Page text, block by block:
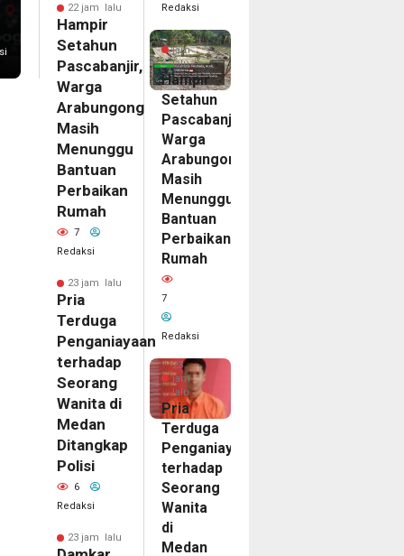
22 jam lalu
Hampir
Setahun
Pascabanjir,
Warga
Arabungong
Masih
Menunggu
Bantuan
Perbaikan
Rumah
7
Redaksi
23 jam lalu
Pria
Terduga
Penganiayaan
terhadap
Seorang
Wanita di
Medan
Ditangkap
Polisi
6
Redaksi
23 jam lalu
Redaksi
22
jam
lalu
Hampir
Setahun
Pascabanjir,
Warga
Arabungong
Masih
Menunggu
Bantuan
Perbaikan
Rumah
7
Redaksi
23
jam
lalu
Pria
Terduga
Penganiayaan
terhadap
Seorang
Wanita
di
Medan